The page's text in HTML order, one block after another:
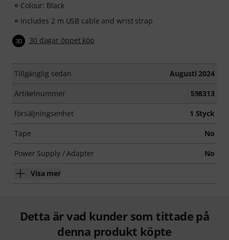
Colour: Black
Includes 2 m USB cable and wrist strap
30 30 dagar öppet köp
Tillgänglig sedan Augusti 2024
Artikelnummer 598313
försäljningsenhet 1 Styck
Tape No
Power Supply / Adapter No
Visa mer
Detta är vad kunder som tittade på
denna produkt köpte